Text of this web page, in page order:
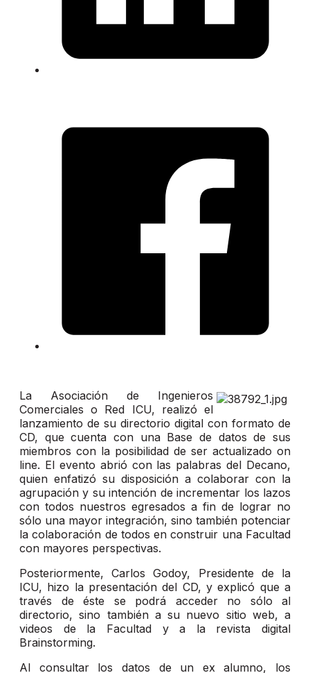
La Asociación de Ingenieros
Comerciales o Red ICU, realizó el
lanzamiento de su directorio digital con formato de
CD, que cuenta con una Base de datos de sus
miembros con la posibilidad de ser actualizado on
line. El evento abrió con las palabras del Decano,
quien enfatizó su disposición a colaborar con la
agrupación y su intención de incrementar los lazos
con todos nuestros egresados a fin de lograr no
sólo una mayor integración, sino también potenciar
la colaboración de todos en construir una Facultad
con mayores perspectivas.
Posteriormente, Carlos Godoy, Presidente de la
ICU, hizo la presentación del CD, y explicó que a
través de éste se podrá acceder no sólo al
directorio, sino también a su nuevo sitio web, a
videos de la Facultad y a la revista digital
Brainstorming.
Al consultar los datos de un ex alumno, los